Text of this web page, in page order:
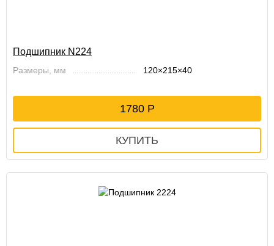
Подшипник N224
Размеры, мм 120×215×40
1780